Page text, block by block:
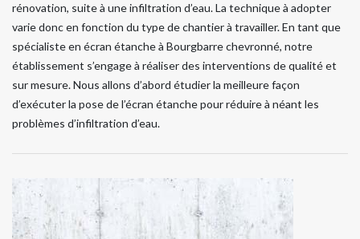
rénovation, suite à une infiltration d’eau. La technique à adopter
varie donc en fonction du type de chantier à travailler. En tant que
spécialiste en écran étanche à Bourgbarre chevronné, notre
établissement s’engage à réaliser des interventions de qualité et
sur mesure. Nous allons d’abord étudier la meilleure façon
d’exécuter la pose de l’écran étanche pour réduire à néant les
problèmes d’infiltration d’eau.